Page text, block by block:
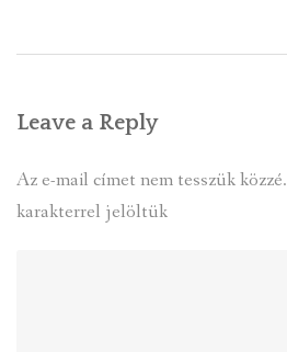
Leave a Reply
Az e-mail címet nem tesszük közzé.
karakterrel jelöltük